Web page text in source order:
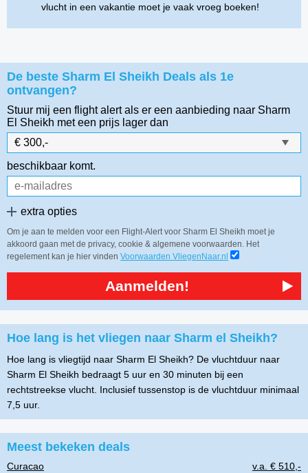
vlucht in een vakantie moet je vaak vroeg boeken!
De beste Sharm El Sheikh Deals als 1e
ontvangen?
Stuur mij een flight alert als er een aanbieding naar Sharm
El Sheikh met een prijs lager dan
beschikbaar komt.
extra opties
Om je aan te melden voor een Flight-Alert voor Sharm El Sheikh moet je
akkoord gaan met de privacy, cookie & algemene voorwaarden. Het
regelement kan je hier vinden Voorwaarden VliegenNaar.nl
Aanmelden!
Hoe lang is het vliegen naar Sharm el Sheikh?
Hoe lang is vliegtijd naar Sharm El Sheikh? De vluchtduur naar
Sharm El Sheikh bedraagt 5 uur en 30 minuten bij een
rechtstreekse vlucht. Inclusief tussenstop is de vluchtduur minimaal
7,5 uur.
Meest bekeken deals
Curacao
v.a. € 510,-